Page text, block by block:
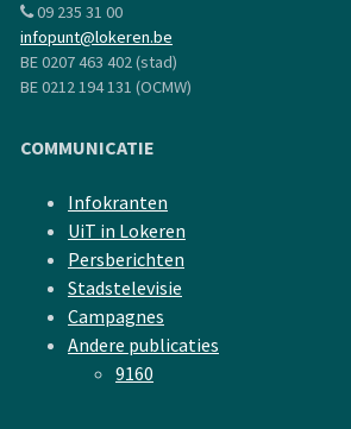
09 235 31 00
infopunt@lokeren.be
BE 0207 463 402 (stad)
BE 0212 194 131 (OCMW)
COMMUNICATIE
Infokranten
UiT in Lokeren
Persberichten
Stadstelevisie
Campagnes
Andere publicaties
9160